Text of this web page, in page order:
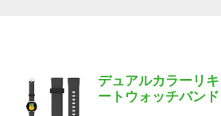
デュアルカラーリ
ートウォッチバンド